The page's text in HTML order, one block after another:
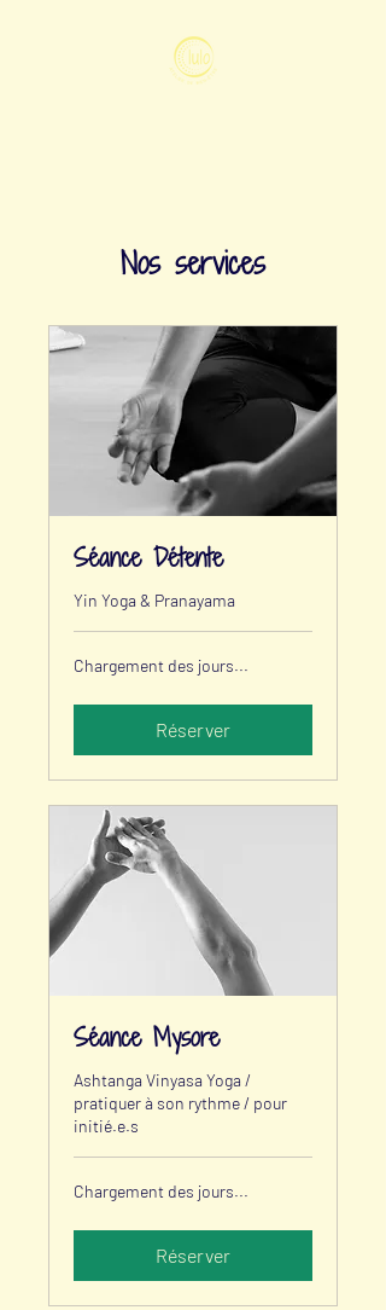
Nos services
Séance Détente
Yin Yoga & Pranayama
Chargement des jours...
Réserver
Séance Mysore
Ashtanga Vinyasa Yoga /
pratiquer à son rythme / pour
initié.e.s
Chargement des jours...
Réserver